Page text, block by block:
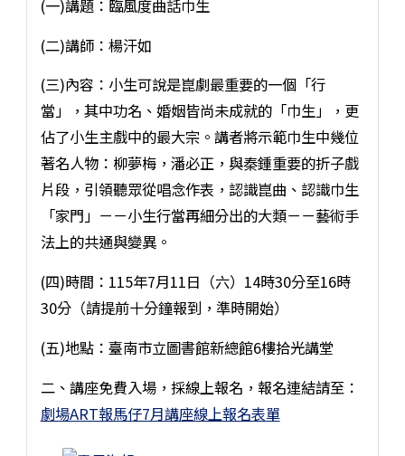
(一)講題：臨風度曲話巾生
(二)講師：楊汗如
(三)內容：小生可說是崑劇最重要的一個「行
當」，其中功名、婚姻皆尚未成就的「巾生」，更
佔了小生主戲中的最大宗。講者將示範巾生中幾位
著名人物：柳夢梅，潘必正，與秦鍾重要的折子戲
片段，引領聽眾從唱念作表，認識崑曲、認識巾生
「家門」－－小生行當再細分出的大類－－藝術手
法上的共通與變異。
(四)時間：115年7月11日（六）14時30分至16時
30分（請提前十分鐘報到，準時開始）
(五)地點：臺南市立圖書館新總館6樓拾光講堂
二、講座免費入場，採線上報名，報名連結請至：
劇場ART報馬仔7月講座線上報名表單